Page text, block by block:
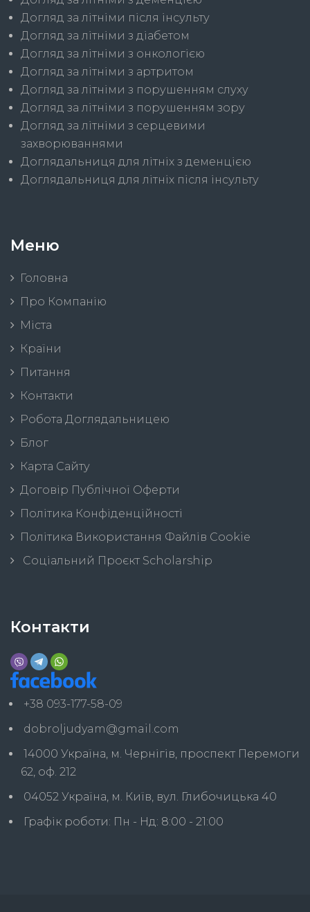
Догляд за літніми після інсульту
Догляд за літніми з діабетом
Догляд за літніми з онкологією
Догляд за літніми з артритом
Догляд за літніми з порушенням слуху
Догляд за літніми з порушенням зору
Догляд за літніми з серцевими
захворюваннями
Доглядальниця для літніх з деменцією
Доглядальниця для літніх після інсульту
Меню
Головна
Про Компанію
Міста
Країни
Питання
Контакти
Робота Доглядальницею
Блог
Карта Сайту
Договір Публічної Оферти
Політика Конфіденційності
Політика Використання Файлів Cookie
Соціальний Проєкт Scholarship
Контакти
+38 093-177-58-09
dobroljudyam@gmail.com
14000 Україна, м. Чернігів, проспект Перемоги
62, оф. 212
04052 Україна, м. Київ, вул. Глибочицька 40
Графік роботи: Пн - Нд: 8:00 - 21:00